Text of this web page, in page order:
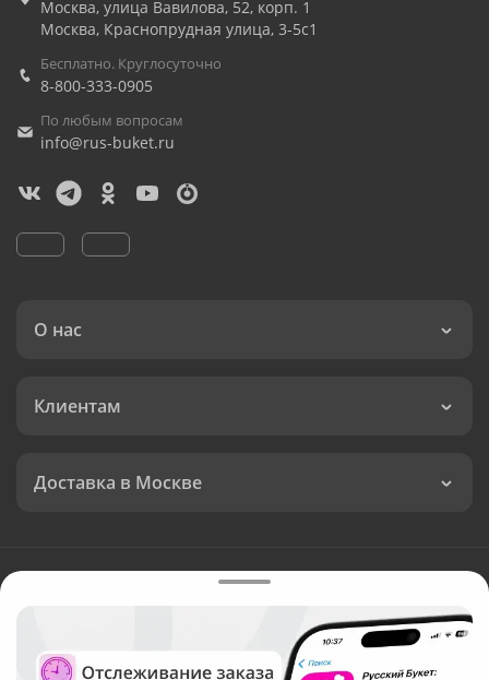
Москва, улица Вавилова, 52, корп. 1
Москва, Краснопрудная улица, 3-5с1
Бесплатно. Круглосуточно
8-800-333-0905
По любым вопросам
info@rus-buket.ru
О нас
Клиентам
Доставка в Москве
Валюта: